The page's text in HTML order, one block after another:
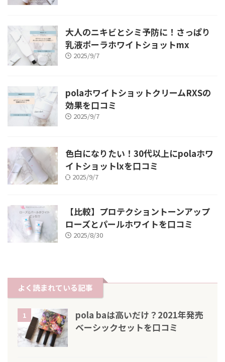
大人のニキビとシミ予防に！さっぱり
乳液ポーラホワイトショットmx
2025/9/7
polaホワイトショットクリームRXSの
効果を口コミ
2025/9/7
色白になりたい！30代以上にpolaホワ
イトショットlxを口コミ
2025/9/7
【比較】プロテクショントーンアップ
ローズとパールホワイトを口コミ
2025/8/30
よく読まれている記事
1
pola baは高いだけ？2021年発売
ベーシックセットを口コミ